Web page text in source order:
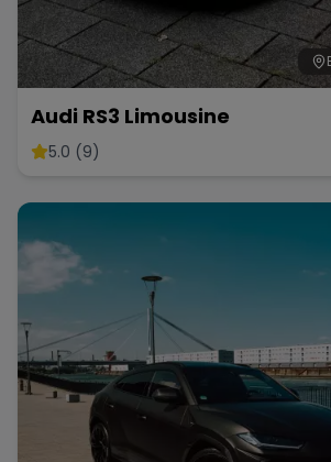
Audi RS3 Limousine
5.0 (9)